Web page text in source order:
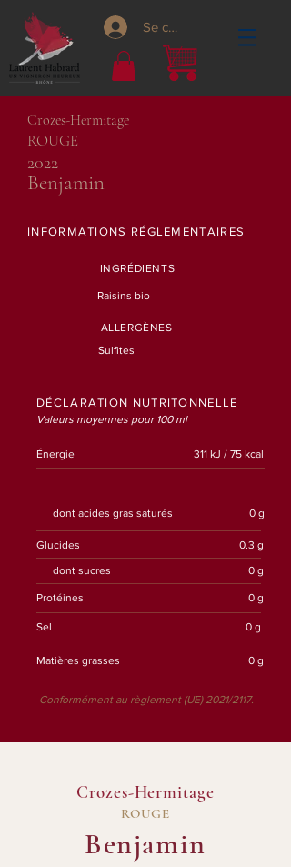
Se connecter
Crozes-Hermitage
ROUGE
2022
Benjamin
INFORMATIONS RÉGLEMENTAIRES
INGRÉDIENTS
Raisins bio
ALLERGÈNES
Sulfites
DÉCLARATION NUTRITONNELLE
Valeurs moyennes pour 100 ml
Énergie 311 kJ / 75 kcal
dont acides gras saturés 0 g
Glucides
0.3 g
dont sucres
0 g
Protéines 0 g
Sel 0 g
Matières grasses 0 g
Conformément au règlement (UE) 2021/2117.
Crozes-Hermitage
ROUGE
Benjamin